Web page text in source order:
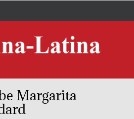
Margarita